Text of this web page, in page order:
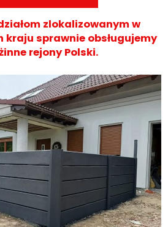
zlokalizowanym w
kraju sprawnie obsługujemy
rejony Polski.